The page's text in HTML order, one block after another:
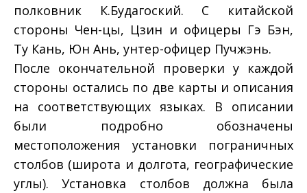
полковник К.Будагоский. С китайской
стороны Чен-цы, Цзин и офицеры Гэ Бэн,
Ту Кань, Юн Ань, унтер-офицер Пучжэнь.
После окончательной проверки у каждой
стороны остались по две карты и описания
на соответствующих языках. В описании
были подробно обозначены
местоположения установки пограничных
столбов (широта и долгота, географические
углы). Установка столбов должна была